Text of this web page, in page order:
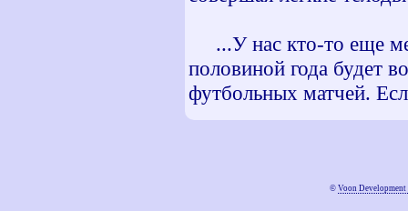
...У нас кто-то еще
половиной года будет
футбольных матчей.
© Voon Development